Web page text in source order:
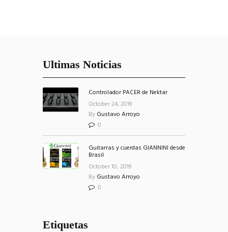
Ultimas Noticias
Controlador PACER de Nektar
October 24, 2019
By Gustavo Arroyo
0
Guitarras y cuerdas GIANNINI desde
Brasil
October 10, 2019
By Gustavo Arroyo
0
Etiquetas